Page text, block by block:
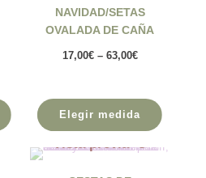
NAVIDAD/SETAS
OVALADA DE CAÑA
17,00€– 63,00€
Elegir medida